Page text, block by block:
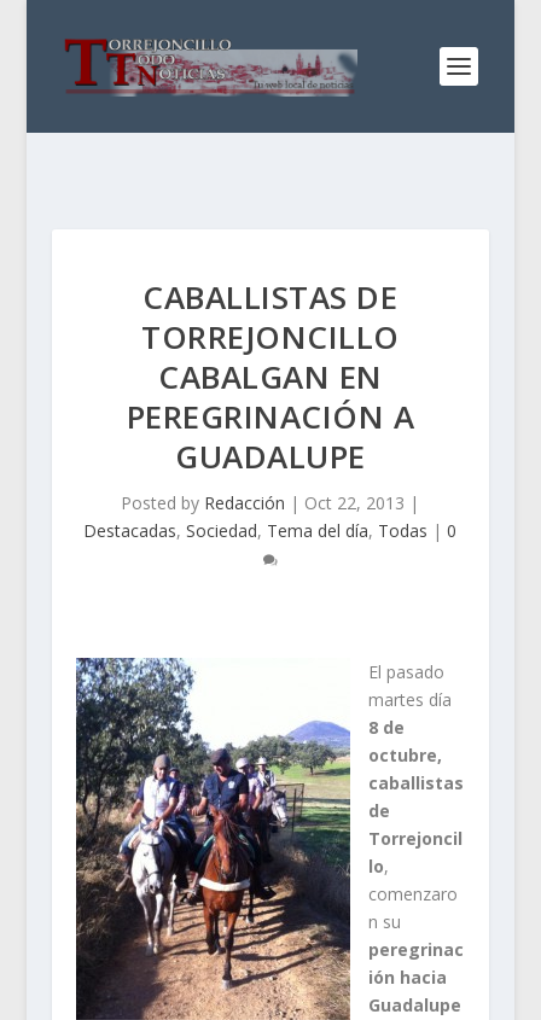
CABALLISTAS DE
TORREJONCILLO
CABALGAN EN
PEREGRINACIÓN A
GUADALUPE
Posted by Redacción | Oct 22, 2013 |
Destacadas,Sociedad, Tema del día, Todas |0
El pasado
martes día
8 de
octubre,
caballistas
de
Torrejoncil
lo,
comenzaro
n su
peregrinac
ión hacia
Guadalupe